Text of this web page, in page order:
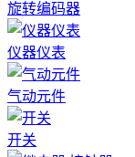
旋转编码器
仪器仪表
气动元件
开关